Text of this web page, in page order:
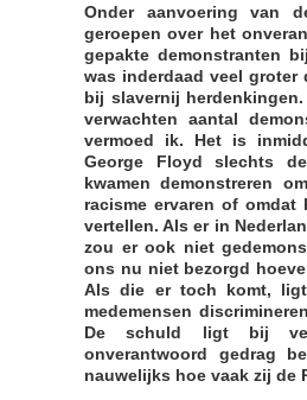
Onder aanvoering van
geroepen over het
gepakte demonstranten
was inderdaad veel
bij slavernij
verwachten aantal
vermoed ik. Het is
George Floyd slechts
kwamen demonstreren
racisme ervaren of
vertellen. Als er in
zou er ook niet
ons nu niet bezorgd
Als die er toch komt,
medemensen
De schuld ligt bij
onverantwoord gedrag
nauwelijks hoe vaak zij de